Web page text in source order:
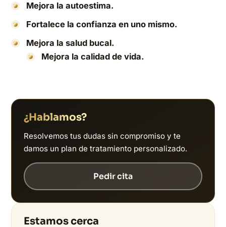
Mejora la autoestima.
Fortalece la confianza en uno mismo.
Mejora la salud bucal.
Mejora la calidad de vida.
¿Hablamos?
Resolvemos tus dudas sin compromiso y te
damos un plan de tratamiento personalizado.
Pedir cita
Estamos cerca